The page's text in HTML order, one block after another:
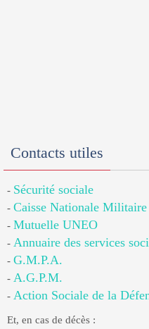
Contacts utiles
- Sécurité sociale
- Caisse Nationale
- Mutuelle UNEO
- Annuaire des services
- G.M.P.A.
- A.G.P.M.
- Action Sociale de la
Et, en cas de décès :